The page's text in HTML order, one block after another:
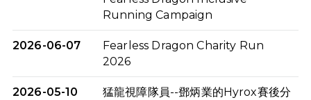
Running Campaign
2026-06-07
Fearless Dragon Charity Run
2026
2026-05-10
猛龍視障隊員--鄧炳業的Hyrox賽後分